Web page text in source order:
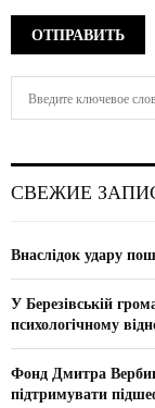
h
o
:
СВЕЖИЕ
Внаслідок удару
У Березівській
психологічному
Фонд Дмитра
підтримувати